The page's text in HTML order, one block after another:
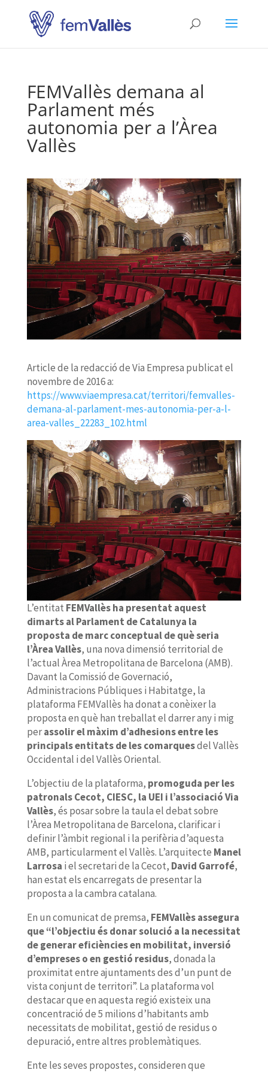
FEMVallès demana al
Parlament més
autonomia per a l’Àrea
Vallès
Article de la redacció de Via Empresa publicat el
novembre de 2016 a:
https://www.viaempresa.cat/territori/femvalles-
demana-al-parlament-mes-autonomia-per-a-l-
area-valles_22283_102.html
L’entitat FEMVallès ha presentat aquest
dimarts al Parlament de Catalunya la
proposta de marc conceptual de què seria
l’Àrea Vallès, una nova dimensió territorial de
l’actual Àrea Metropolitana de Barcelona (AMB).
Davant la Comissió de Governació,
Administracions Públiques i Habitatge, la
plataforma FEMVallès ha donat a conèixer la
proposta en què han treballat el darrer any i mig
perassolir el màxim d’adhesions entre les
principals entitats de les comarquesdel Vallès
Occidental i del Vallès Oriental.
L’objectiu de la plataforma, promoguda per les
patronals Cecot, CIESC, la UEI i l’associació Via
Vallès, és posar sobre la taula el debat sobre
l’Àrea Metropolitana de Barcelona, clarificar i
definir l’àmbit regional i la perifèria d’aquesta
AMB, particularment el Vallès. L’arquitecte Manel
Larrosa i el secretari de la Cecot, David Garrofé,
han estat els encarregats de presentar la
proposta a la cambra catalana.
En un comunicat de premsa, FEMVallès assegura
que “l’objectiu és donar solució a la necessitat
de generar eficiències en mobilitat, inversió
d’empreses o en gestió residus, donada la
proximitat entre ajuntaments des d’un punt de
vista conjunt de territori”. La plataforma vol
destacar que en aquesta regió existeix una
concentració de 5 milions d’habitants amb
necessitats de mobilitat, gestió de residus o
depuració, entre altres problemàtiques.
Ente les seves propostes, consideren que